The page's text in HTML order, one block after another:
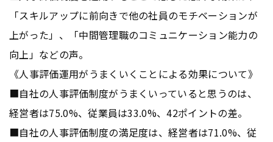
「スキルアップに前向きで他の社員のモチベーションが
上がった」、「中間管理職のコミュニケーション能力の
向上」などの声。
《人事評価運用がうまくいくことによる効果について》
■自社の人事評価制度がうまくいっていると思うのは、
経営者は75.0%、従業員は33.0%、42ポイントの差。
■自社の人事評価制度の満足度は、経営者は71.0%、従